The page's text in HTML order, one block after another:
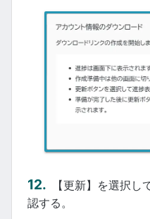
【更新】を選択
認する。